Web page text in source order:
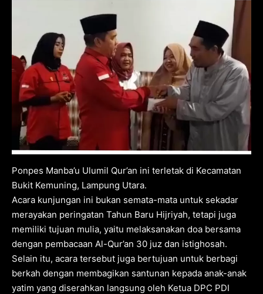
Ponpes Manba’u Ulumil Qur’an ini terletak di Kecamatan
Bukit Kemuning, Lampung Utara.
Acara kunjungan ini bukan semata-mata untuk sekadar
merayakan peringatan Tahun Baru Hijriyah, tetapi juga
memiliki tujuan mulia, yaitu melaksanakan doa bersama
dengan pembacaan Al-Qur’an 30 juz dan istighosah.
Selain itu, acara tersebut juga bertujuan untuk berbagi
berkah dengan membagikan santunan kepada anak-anak
yatim yang diserahkan langsung oleh Ketua DPC PDI